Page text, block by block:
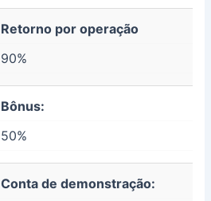
Retorno por operação
90%
Bônus:
50%
Conta de demonstração: